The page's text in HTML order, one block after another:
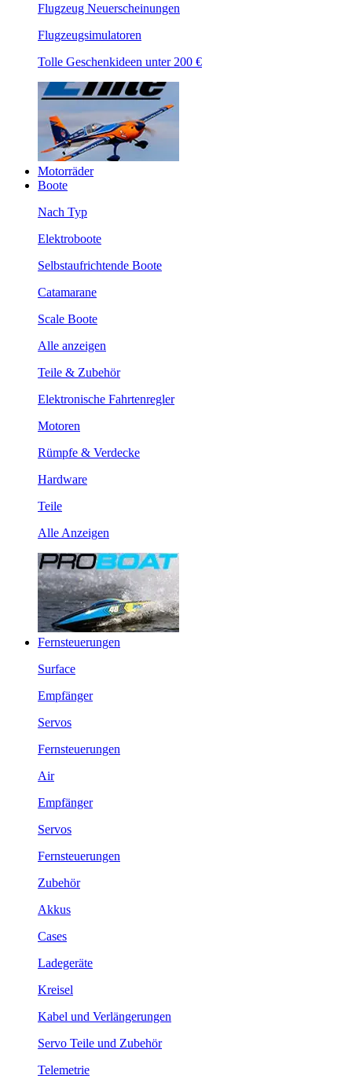
Flugzeug Neuerscheinungen
Flugzeugsimulatoren
Tolle Geschenkideen unter 200 €
Motorräder
Boote
Nach Typ
Elektroboote
Selbstaufrichtende Boote
Catamarane
Scale Boote
Alle anzeigen
Teile & Zubehör
Elektronische Fahrtenregler
Motoren
Rümpfe & Verdecke
Hardware
Teile
Alle Anzeigen
Fernsteuerungen
Surface
Empfänger
Servos
Fernsteuerungen
Air
Empfänger
Servos
Fernsteuerungen
Zubehör
Akkus
Cases
Ladegeräte
Kreisel
Kabel und Verlängerungen
Servo Teile und Zubehör
Telemetrie